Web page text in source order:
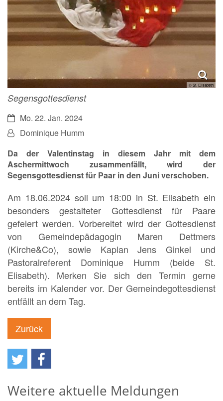
© St. Elisabeth
Segensgottesdienst
Datum:Mo. 22. Jan. 2024
Von:Dominique Humm
Da der Valentinstag in diesem Jahr mit dem
Aschermittwoch zusammenfällt, wird der
Segensgottesdienst für Paar in den Juni verschoben.
Am 18.06.2024 soll um 18:00 in St. Elisabeth ein
besonders gestalteter Gottesdienst für Paare
gefeiert werden. Vorbereitet wird der Gottesdienst
von Gemeindepädagogin Maren Dettmers
(Kirche&Co), sowie Kaplan Jens Ginkel und
Pastoralreferent Dominique Humm (beide St.
Elisabeth). Merken Sie sich den Termin gerne
bereits im Kalender vor. Der Gemeindegottesdienst
entfällt an dem Tag.
Zurück
Weitere aktuelle Meldungen